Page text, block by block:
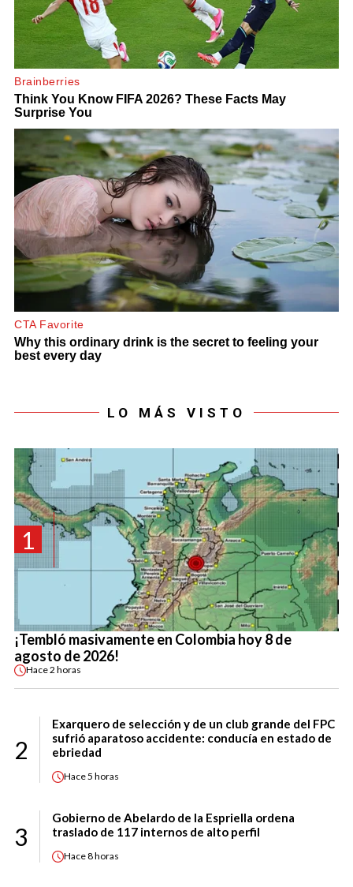
LO MÁS VISTO
1
¡Tembló masivamente en Colombia hoy 8 de
agosto de 2026!
Hace2 horas
2
Exarquero de selección y de un club grande del FPC
sufrió aparatoso accidente: conducía en estado de
ebriedad
Hace5 horas
3
Gobierno de Abelardo de la Espriella ordena
traslado de 117 internos de alto perfil
Hace8 horas